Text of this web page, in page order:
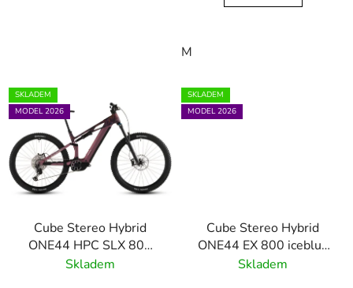
M
SKLADEM
MODEL 2026
Cube Stereo Hybrid
ONE44 HPC SLX 800
shiftblush´n´art
Skladem
SKLADEM
MODEL 2026
Cube Stereo Hybrid
ONE44 EX 800 iceblue
´n´prism
Skladem